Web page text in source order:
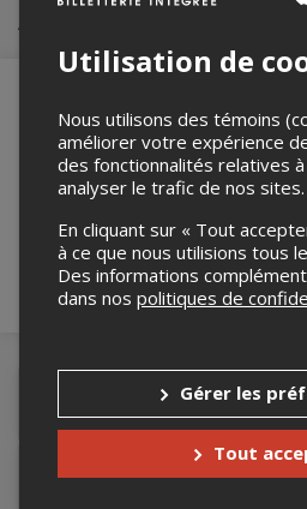
Achat de billets
Merci de confirmer que
robot ci-
Détails de l'événement
Informations relatives
Utilisation de
Nous utilisons des témoins
améliorer votre expérience
des fonctionnalités relatives
analyser le trafic de nos sites.
En cliquant sur « Tout
à ce que nous utilisions tous
Des informations
dans nos politiques de
Gérer les
Tout